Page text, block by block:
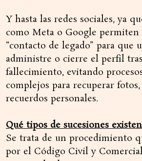
Y hasta las redes sociales, ya
como Meta o Google permiten
“contacto de legado” para que
administre o cierre el perfil
fallecimiento, evitando
complejos para recuperar
recuerdos personales.
Qué tipos de sucesiones existen
Se trata de un procedimiento
por el Código Civil y